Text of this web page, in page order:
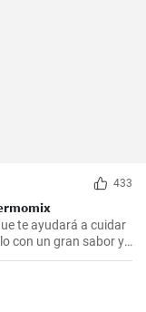
433
te ayudará a cuidar
con un gran sabor y